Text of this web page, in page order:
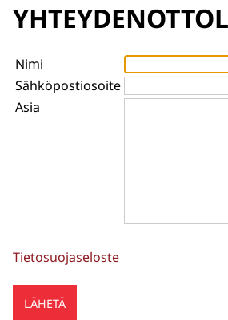
Nimi
Sähköpostiosoite
Asia
Tietosuojaseloste